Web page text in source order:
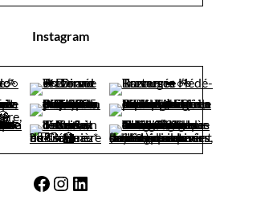
Instagram
Facebook
Instagram
LinkedIn